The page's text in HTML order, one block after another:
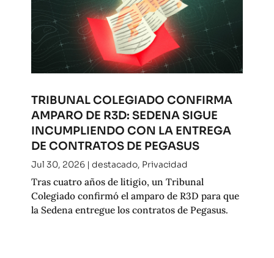
TRIBUNAL COLEGIADO CONFIRMA
AMPARO DE R3D: SEDENA SIGUE
INCUMPLIENDO CON LA ENTREGA
DE CONTRATOS DE PEGASUS
Jul 30, 2026| destacado, Privacidad
Tras cuatro años de litigio, un Tribunal
Colegiado confirmó el amparo de R3D para que
la Sedena entregue los contratos de Pegasus.